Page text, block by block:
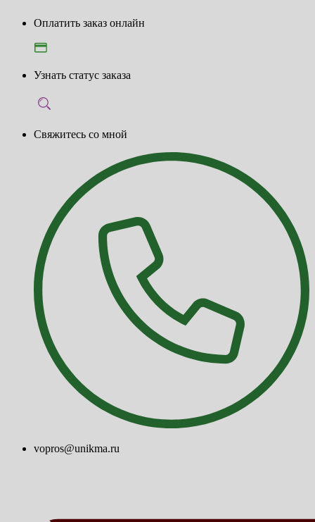
Оплатить заказ онлайн
Узнать статус заказа
Свяжитесь со мной
vopros@unikma.ru